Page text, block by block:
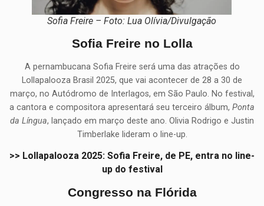
Sofia Freire – Foto: Lua Olívia/Divulgação
Sofia Freire no Lolla
A pernambucana Sofia Freire será uma das atrações do
Lollapalooza Brasil 2025, que vai acontecer de 28 a 30 de
março, no Autódromo de Interlagos, em São Paulo. No festival,
a cantora e compositora apresentará seu terceiro álbum, Ponta
da Língua, lançado em março deste ano. Olivia Rodrigo e Justin
Timberlake lideram o line-up.
>> Lollapalooza 2025: Sofia Freire, de PE, entra no line-
up do festival
Congresso na Flórida